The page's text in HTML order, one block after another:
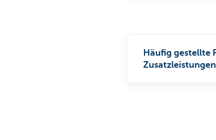
Häufig gestellte
Zusatzleistungen